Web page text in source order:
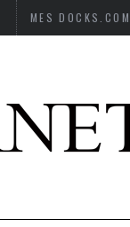
MES DOCKS.COM